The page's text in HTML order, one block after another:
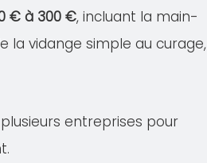
€ à 300 €, incluant la main-
vidange simple au curage,
entreprises pour